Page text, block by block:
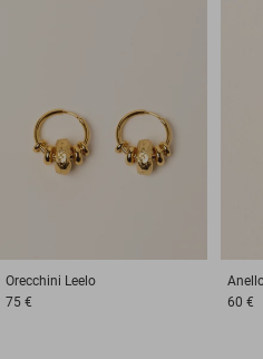
Orecchini Leelo
75 €
60 €